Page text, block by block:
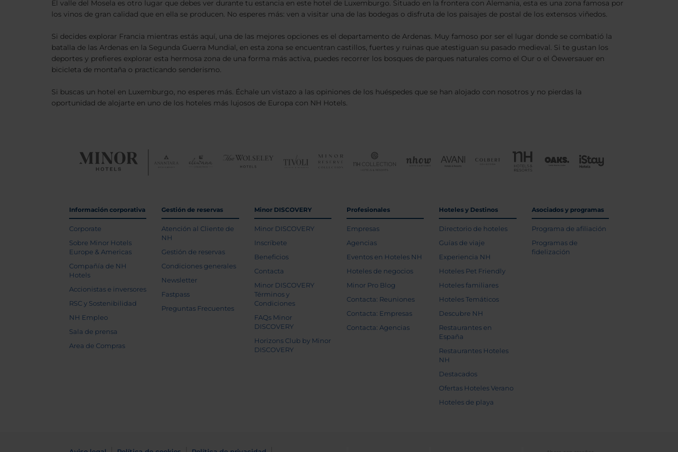
El valle del Mosela es otro lugar que debes ver durante tu estancia en este hotel de Luxemburgo. Situado en la frontera con Alemania, esta es una zona famosa por
los vinos de gran calidad que en ella se producen. No esperes más: ven a visitar una de las bodegas o disfruta de los paisajes de postal de los extensos viñedos.
Si decides explorar Francia mientras estás aquí, una de las mejores opciones es el departamento de Ardenas. Muy famoso por ser el lugar donde se combatió la
batalla de las Ardenas en la Segunda Guerra Mundial, en esta zona se encuentran castillos, fuertes y ruinas que atestiguan su pasado medieval. Si te gustan los
deportes y prefieres explorar esta hermosa zona de una forma más activa, puedes recorrer los bosques de parques naturales como el Our o el Öewersauer en
bicicleta de montaña o practicando senderismo.
Si buscas un hotel en Luxemburgo, no esperes más. Échale un vistazo a las opiniones de los huéspedes que se han alojado con nosotros y no pierdas la
oportunidad de alojarte en uno de los hoteles más lujosos de Europa con NH Hotels.
Información corporativa
Corporate
Sobre Minor Hotels
Europe & Americas
Compañía de NH
Hotels
Accionistas e inversores
RSC y Sostenibilidad
NH Empleo
Sala de prensa
Area de Compras
Gestión de reservas
Atención al Cliente de
NH
Gestión de reservas
Condiciones generales
Newsletter
Fastpass
Preguntas Frecuentes
Minor DISCOVERY
Minor DISCOVERY
Inscríbete
Beneficios
Contacta
Minor DISCOVERY
Términos y
Condiciones
FAQs Minor
DISCOVERY
Horizons Club by Minor
DISCOVERY
Profesionales
Empresas
Agencias
Eventos en Hoteles NH
Hoteles de negocios
Minor Pro Blog
Contacta: Reuniones
Contacta: Empresas
Contacta: Agencias
Hoteles y Destinos
Directorio de hoteles
Guías de viaje
Experiencia NH
Hoteles Pet Friendly
Hoteles familiares
Hoteles Temáticos
Descubre NH
Restaurantes en
España
Restaurantes Hoteles
NH
Destacados
Ofertas Hoteles Verano
Hoteles de playa
Asociados y programas
Programa de afiliación
Programas de
fidelización